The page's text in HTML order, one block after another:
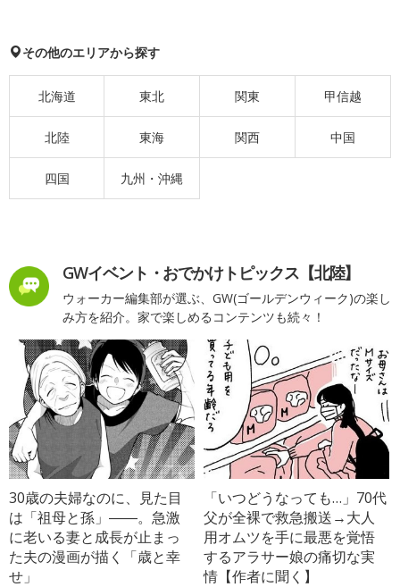
その他のエリアから探す
北海道 東北 関東 甲信越
北陸 東海 関西 中国
四国 九州・沖縄
GWイベント・おでかけトピックス【北陸】
ウォーカー編集部が選ぶ、GW(ゴールデンウィーク)の楽し
み方を紹介。家で楽しめるコンテンツも続々！
30歳の夫婦なのに、見た目
は「祖母と孫」――。急激
に老いる妻と成長が止まっ
た夫の漫画が描く「歳と幸
せ」
「いつどうなっても…」70代
父が全裸で救急搬送→大人
用オムツを手に最悪を覚悟
するアラサー娘の痛切な実
情【作者に聞く】